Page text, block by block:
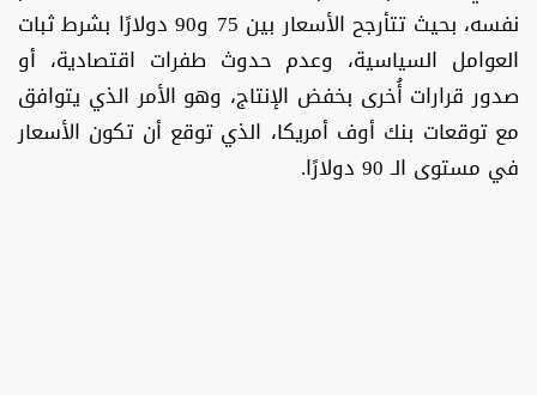
نفسه، بحيث تتأرجح الأسعار بين 75 و90 دولارًا بشرط ثبات
العوامل السياسية، وعدم حدوث طفرات اقتصادية، أو
صدور قرارات أُخرى بخفض الإنتاج، وهو الأمر الذي يتوافق
مع توقعات بنك أوف أمريكا، الذي توقع أن تكون الأسعار
في مستوى الـ 90 دولارًا.